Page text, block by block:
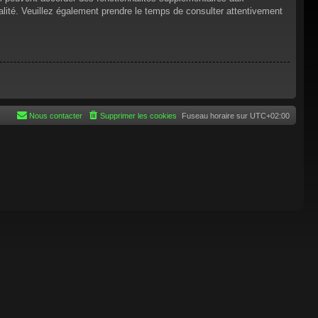
Veuillez également prendre le temps de consulter attentivement
Fuseau horaire sur UTC+02:00
Supprimer les cookies
Nous contacter